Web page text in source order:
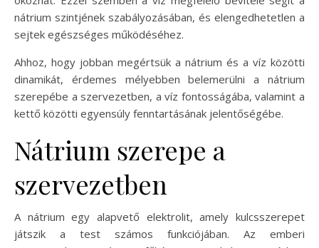
nátrium szintjének szabályozásában, és elengedhetetlen a
sejtek egészséges működéséhez.
Ahhoz, hogy jobban megértsük a nátrium és a víz közötti
dinamikát, érdemes mélyebben belemerülni a nátrium
szerepébe a szervezetben, a víz fontosságába, valamint a
kettő közötti egyensúly fenntartásának jelentőségébe.
Nátrium szerepe a
szervezetben
A nátrium egy alapvető elektrolit, amely kulcsszerepet
játszik a test számos funkciójában. Az emberi